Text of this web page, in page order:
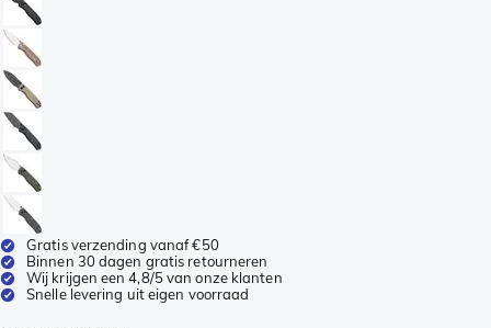
Gratis verzending vanaf €50
Binnen 30 dagen gratis retourneren
Wij krijgen een 4,8/5 van onze klanten
Snelle levering uit eigen voorraad